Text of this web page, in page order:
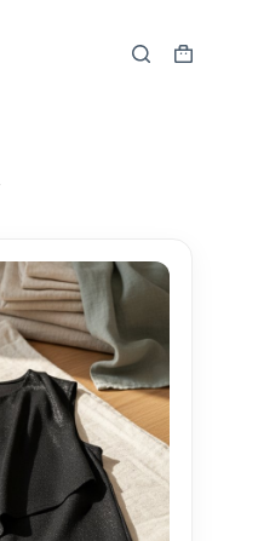
Shopping